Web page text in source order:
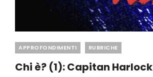
Categories
APPROFONDIMENTI RUBRICHE
Chi è? (1): Capitan Harlock